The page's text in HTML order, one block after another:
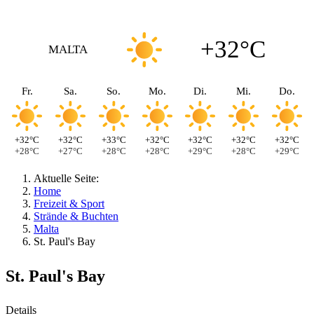
MALTA +32°C
Fr.
+32°C
+28°C
Sa.
+32°C
+27°C
So.
+33°C
+28°C
Mo.
+32°C
+28°C
Di.
+32°C
+29°C
Mi.
+32°C
+28°C
Do.
+32°C
+29°C
Aktuelle Seite:
Home
Freizeit & Sport
Strände & Buchten
Malta
St. Paul's Bay
St. Paul's Bay
Details